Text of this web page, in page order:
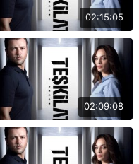
02:15:05
02:09:08